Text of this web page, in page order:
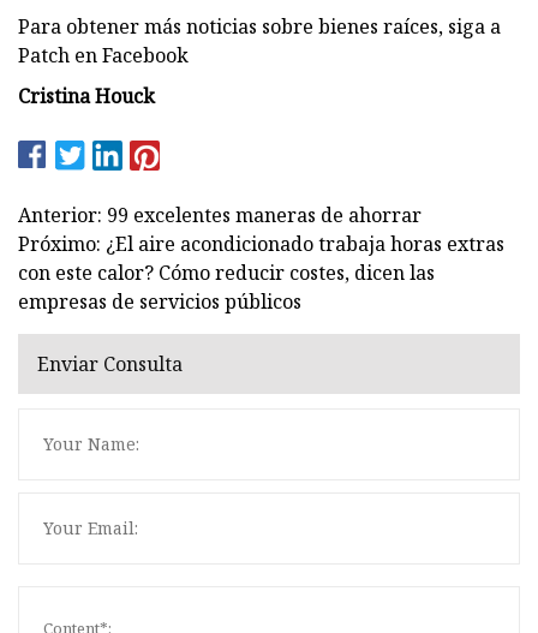
Para obtener más noticias sobre bienes raíces, siga a
Patch en Facebook
Cristina Houck
Anterior: 99 excelentes maneras de ahorrar
Próximo: ¿El aire acondicionado trabaja horas extras
con este calor? Cómo reducir costes, dicen las
empresas de servicios públicos
Enviar Consulta